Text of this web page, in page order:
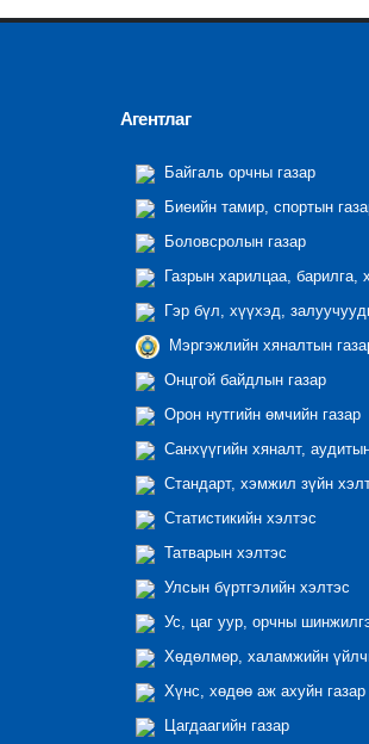
Агентлаг
Байгаль орчны газар
Биеийн тамир, спортын
Боловсролын газар
Газрын харилцаа, барилга,
Гэр бүл, хүүхэд,
Мэргэжлийн хяналтын
Онцгой байдлын газар
Орон нутгийн өмчийн газар
Санхүүгийн хяналт,
Стандарт, хэмжил зүйн
Статистикийн хэлтэс
Татварын хэлтэс
Улсын бүртгэлийн хэлтэс
Ус, цаг уур, орчны
Хөдөлмөр, халамжийн
Хүнс, хөдөө аж ахуйн газар
Цагдаагийн газар